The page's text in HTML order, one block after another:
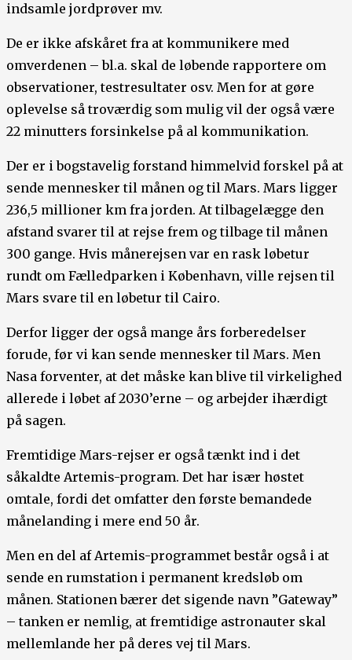
indsamle jordprøver mv.
De er ikke afskåret fra at kommunikere med
omverdenen – bl.a. skal de løbende rapportere om
observationer, testresultater osv. Men for at gøre
oplevelse så troværdig som mulig vil der også være
22 minutters forsinkelse på al kommunikation.
Der er i bogstavelig forstand himmelvid forskel på at
sende mennesker til månen og til Mars. Mars ligger
236,5 millioner km fra jorden. At tilbagelægge den
afstand svarer til at rejse frem og tilbage til månen
300 gange. Hvis månerejsen var en rask løbetur
rundt om Fælledparken i København, ville rejsen til
Mars svare til en løbetur til Cairo.
Derfor ligger der også mange års forberedelser
forude, før vi kan sende mennesker til Mars. Men
Nasa forventer, at det måske kan blive til virkelighed
allerede i løbet af 2030’erne – og arbejder ihærdigt
på sagen.
Fremtidige Mars-rejser er også tænkt ind i det
såkaldte Artemis-program. Det har især høstet
omtale, fordi det omfatter den første bemandede
månelanding i mere end 50 år.
Men en del af Artemis-programmet består også i at
sende en rumstation i permanent kredsløb om
månen. Stationen bærer det sigende navn ”Gateway”
– tanken er nemlig, at fremtidige astronauter skal
mellemlande her på deres vej til Mars.